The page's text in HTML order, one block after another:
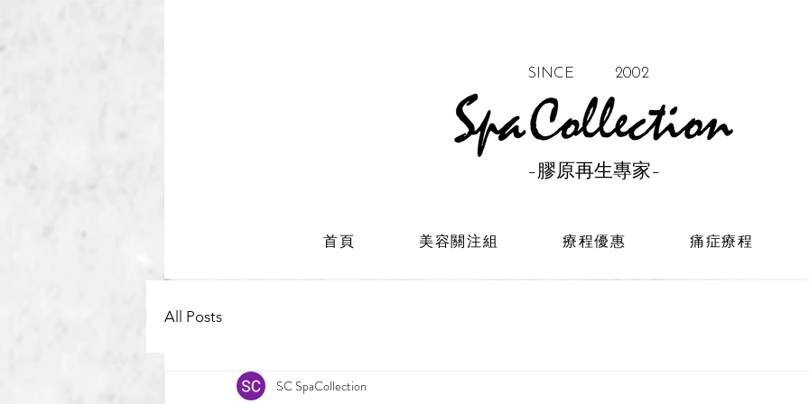
SINCE 2002
–膠原再生專家–
首頁 美容關注組 療程優惠 痛症療程
All Posts
SC SpaCollection